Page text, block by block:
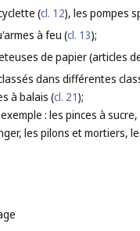
(cl. 12), les pompes
à feu (cl. 13);
de papier (articles
dans différentes
à balais (cl. 21);
: les pinces à
les pilons et mortiers,